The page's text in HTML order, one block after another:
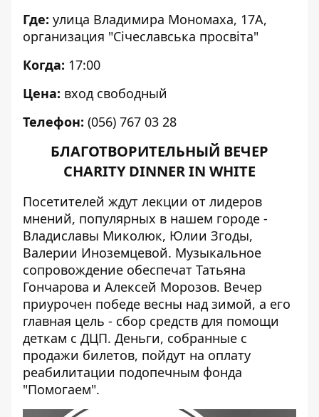
Где: улица Владимира Мономаха, 17А,
организация "Січеславська просвіта"
Когда: 17:00
Цена: вход свободный
Телефон: (056) 767 03 28
БЛАГОТВОРИТЕЛЬНЫЙ ВЕЧЕР
CHARITY DINNER IN WHITE
Посетителей ждут лекции от лидеров
мнений, популярных в нашем городе -
Владиславы Миколюк, Юлии Згоды,
Валерии Иноземцевой. Музыкальное
сопровождение обеспечат Татьяна
Гончарова и Алексей Морозов. Вечер
приурочен победе весны над зимой, а его
главная цель - сбор средств для помощи
деткам с ДЦП. Деньги, собранные с
продажи билетов, пойдут на оплату
реабилитации подопечным фонда
"Помогаем".